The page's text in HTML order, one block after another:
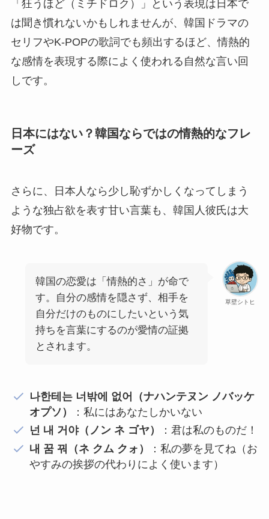
「狂うほど（ミチドロク）」という表現は日本で
は聞き慣れないかもしれませんが、韓国ドラマの
セリフやK-POPの歌詞でも頻出するほど、情熱的
な感情を表現する際によく使われる自然な言い回
しです。
日本にはない？韓国ならではの情熱的なフレ
ーズ
さらに、日本人なら少し恥ずかしくなってしまう
ような独占欲を表す甘い言葉も、韓国人彼氏は大
好物です。
草壁シトヒ
韓国の恋愛は「情熱的さ」が命で
す。自分の感情を隠さず、相手を
自分だけのものにしたいという気
持ちを言葉にするのが愛情の証拠
とされます。
나한테는 너밖에 없어（ナハンテヌン ノバッケ
オプソ）
：私にはあなたしかいない
넌 내 거야（ノン ネ ゴヤ）
：君は私のものだ！
내 꿈 꿔（ネ クム クォ）
：私の夢を見てね（お
やすみの挨拶の代わりによく使います）